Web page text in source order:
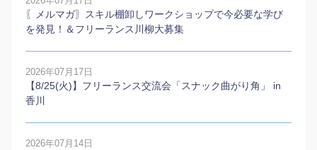
〖メルマガ〗スキル棚卸しワークショップで今必要な学び
を発見！＆フリーランス川柳大募集
2026年07月17日
【8/25(火)】フリーランス交流会「スナック曲がり角」 in
香川
2026年07月14日